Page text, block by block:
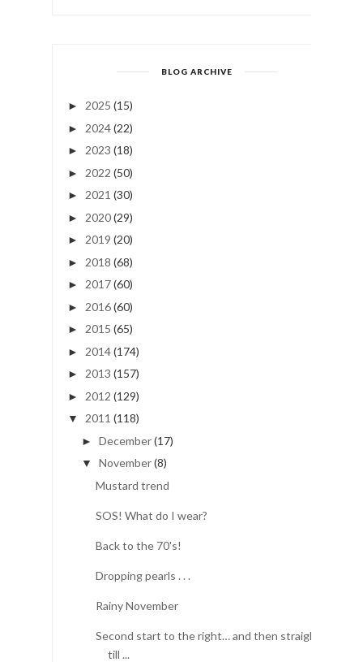
BLOG ARCHIVE
► 2025 (15)
► 2024(22)
► 2023 (18)
► 2022 (50)
► 2021 (30)
► 2020(29)
► 2019 (20)
► 2018 (68)
► 2017(60)
► 2016(60)
► 2015 (65)
► 2014(174)
► 2013 (157)
► 2012 (129)
▼ 2011 (118)
► December(17)
▼ November(8)
Mustard trend
SOS! What do I wear?
Back to the 70's!
Dropping pearls . . .
Rainy November
Second start to the right… and then straight
till ...